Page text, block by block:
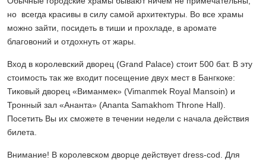
но всегда красивы в силу самой архитектуры. Во все храмы
можно зайти, посидеть в тиши и прохладе, в аромате
благовоний и отдохнуть от жары.
Вход в королевский дворец (Grand Palace) стоит 500 бат. В эту
стоимость так же входит посещение двух мест в Бангкоке:
Тиковый дворец «Виманмек» (Vimanmek Royal Mansoin) и
Тронный зал «Ананта» (Ananta Samakhom Throne Hall).
Посетить Вы их сможете в течении недели с начала действия
билета.
Внимание! В королевском дворце действует dress-cod. Для